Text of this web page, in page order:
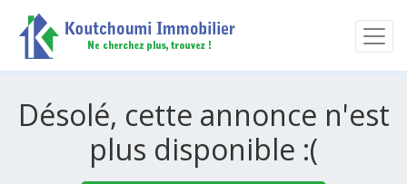
Désolé, cette annonce n'est
plus disponible :(